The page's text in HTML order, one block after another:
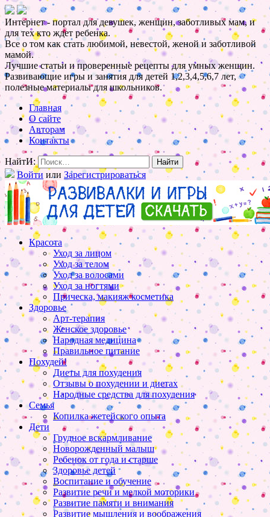
Интернет - портал для девушек, женщин, заботливых мам, и
для тех кто ждет ребенка.
Все о том как стать любимой, невестой, женой и заботливой
мамой.
Лучшие статьи и проверенные рецепты для умных женщин.
Развивающие игры и занятия для детей 1,2,3,4,5,6,7 лет,
полезные материалы для школьников.
Главная
О сайте
Авторам
Контакты
НайтИ:
Войти или Зарегистрироваться
Красота
Уход за лицом
Уход за телом
Уход за волосами
Уход за ногтями
Прическа, макияж косметика
Здоровье
Арт-терапия
Женское здоровье
Народная медицина
Правильное питание
Похудей!
Диеты для похудения
Отзывы о похудении и диетах
Народные средства для похудения
Семья
Копилка жетейского опыта
Дети
Грудное вскармливание
Новорожденный малыш
Ребенок от года и старше
Здоровье детей
Воспитание и обучение
Развитие речи и мелкой моторики
Развитие памяти и внимания
Развитие мышления и воображения